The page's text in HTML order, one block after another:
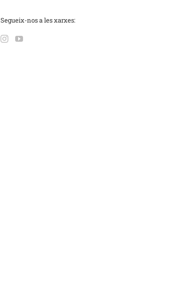
Segueix-nos a les xarxes: